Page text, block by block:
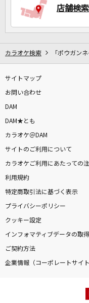
カラ
店舗検索
カラオケ検索 「ポウガン
サイトマップ
お問い合わせ
DAM
DAM★とも
カラオケ＠DAM
サイトのご利用について
カラオケご利用にあたっての
利用規約
特定商取引法に基づく表示
プライバシーポリシー
クッキー設定
インフォマティブデータの取
ご契約方法
企業情報（コーポレートサイト